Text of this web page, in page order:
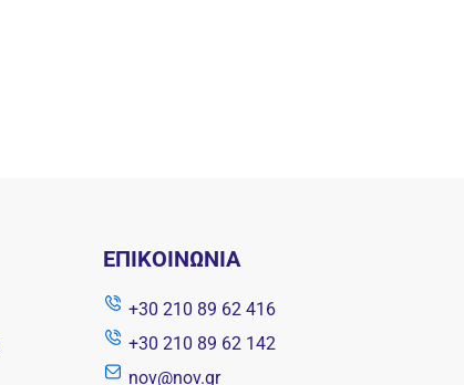
ΕΠΙΚΟΙΝΩΝΊΑ
+30 210 89 62 416
+30 210 89 62 142
nov@nov.gr